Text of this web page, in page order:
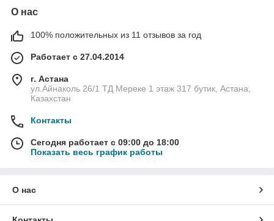
О нас
100% положительных из 11 отзывов за год
Работает с 27.04.2014
г. Астана
ул.Айнаколь 26/1 ТД Мереке 1 этаж 317 бутик, Астана,
Казахстан
Контакты
Сегодня работает с 09:00 до 18:00
Показать весь график работы
О нас